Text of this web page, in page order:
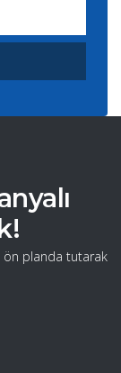
ön planda tutarak